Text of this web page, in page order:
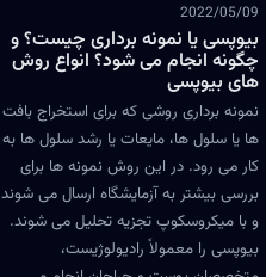
2022/05/09
بیوپسی یا نمونه برداری چیست؟ و
چگونه انجام می شود؟ انواع روش
های بیوپسی
نمونه برداری روشی که برای استخراج بافت
ها یا سلول ها، مایعات یا رشد سلول ها به
کار می رود. در این روش نمونه ها برای
بررسی بیشتر به آزمایشگاه ارسال می شوند
و با میکروسکوپ تجزیه تحلیل می شوند.
بیوپسی را معمولاً رادیولوژیست،